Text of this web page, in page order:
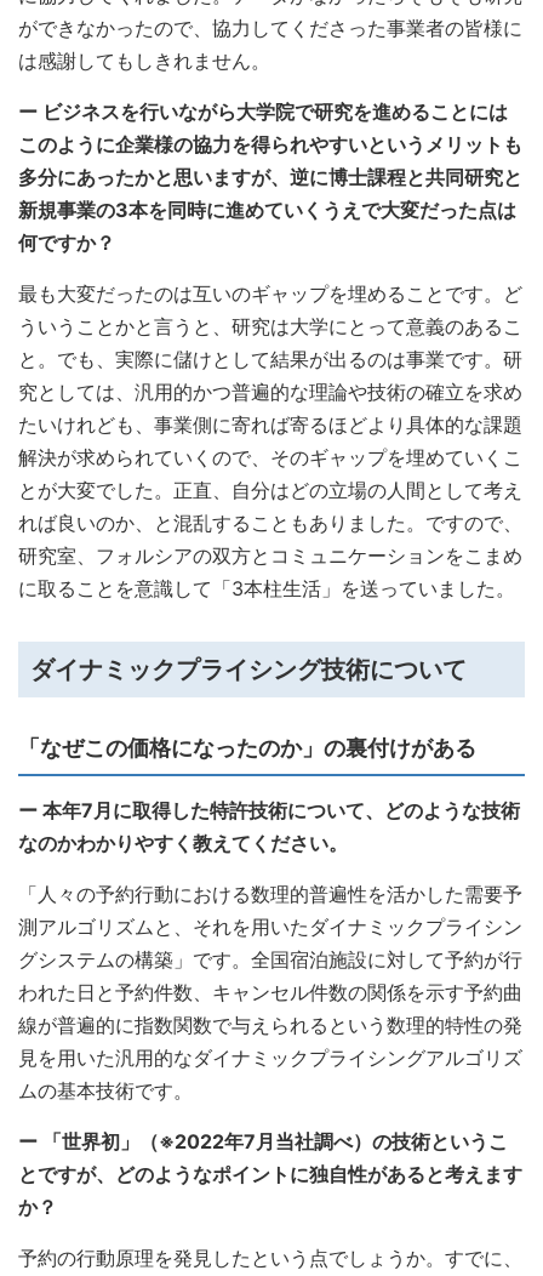
ができなかったので、協力してくださった事業者の皆様に
は感謝してもしきれません。
ー ビジネスを行いながら大学院で研究を進めることには
このように企業様の協力を得られやすいというメリットも
多分にあったかと思いますが、逆に博士課程と共同研究と
新規事業の3本を同時に進めていくうえで大変だった点は
何ですか？
最も大変だったのは互いのギャップを埋めることです。ど
ういうことかと言うと、研究は大学にとって意義のあるこ
と。でも、実際に儲けとして結果が出るのは事業です。研
究としては、汎用的かつ普遍的な理論や技術の確立を求め
たいけれども、事業側に寄れば寄るほどより具体的な課題
解決が求められていくので、そのギャップを埋めていくこ
とが大変でした。正直、自分はどの立場の人間として考え
れば良いのか、と混乱することもありました。ですので、
研究室、フォルシアの双方とコミュニケーションをこまめ
に取ることを意識して「3本柱生活」を送っていました。
ダイナミックプライシング技術について
「なぜこの価格になったのか」の裏付けがある
ー 本年7月に取得した特許技術について、どのような技術
なのかわかりやすく教えてください。
「人々の予約行動における数理的普遍性を活かした需要予
測アルゴリズムと、それを用いたダイナミックプライシン
グシステムの構築」です。全国宿泊施設に対して予約が行
われた日と予約件数、キャンセル件数の関係を示す予約曲
線が普遍的に指数関数で与えられるという数理的特性の発
見を用いた汎用的なダイナミックプライシングアルゴリズ
ムの基本技術です。
ー 「世界初」（※2022年7月当社調べ）の技術というこ
とですが、どのようなポイントに独自性があると考えます
か？
予約の行動原理を発見したという点でしょうか。すでに、